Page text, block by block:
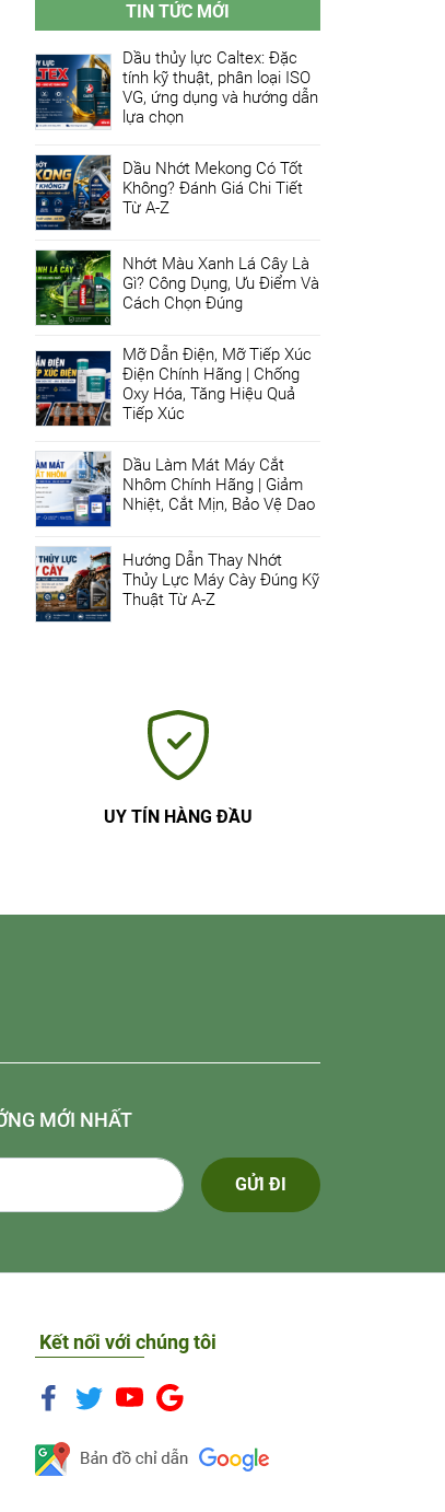
TIN TỨC MỚI
Dầu thủy lực Caltex: Đặc
tính kỹ thuật, phân loại ISO
VG, ứng dụng và hướng dẫn
lựa chọn
Dầu Nhớt Mekong Có Tốt
Không? Đánh Giá Chi Tiết
Từ A-Z
Nhớt Màu Xanh Lá Cây Là
Gì? Công Dụng, Ưu Điểm Và
Cách Chọn Đúng
Mỡ Dẫn Điện, Mỡ Tiếp Xúc
Điện Chính Hãng | Chống
Oxy Hóa, Tăng Hiệu Quả
Tiếp Xúc
Dầu Làm Mát Máy Cắt
Nhôm Chính Hãng | Giảm
Nhiệt, Cắt Mịn, Bảo Vệ Dao
Hướng Dẫn Thay Nhớt
Thủy Lực Máy Cày Đúng Kỹ
Thuật Từ A-Z
UY TÍN HÀNG ĐẦU
MỚI NHẤT
GỬI ĐI
Kết nối với chúng tôi